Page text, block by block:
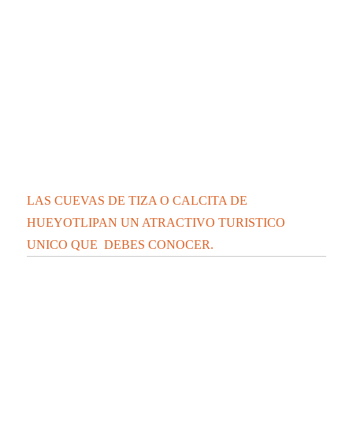
LAS CUEVAS DE TIZA O CALCITA DE
HUEYOTLIPAN UN ATRACTIVO TURISTICO
UNICO QUE DEBES CONOCER.